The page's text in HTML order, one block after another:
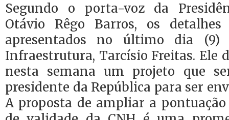
Segundo o porta-voz da
Otávio Rêgo Barros, os
apresentados no último dia
Infraestrutura, Tarcísio Freitas. Ele
nesta semana um projeto que
presidente da República para ser
A proposta de ampliar a